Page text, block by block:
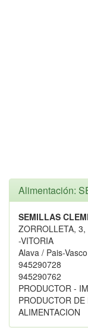
Alimentación:
SEMILLAS
ZORROLLETA, 3,
-VITORIA
Alava / Pais-Vasco
945290728
945290762
PRODUCTOR -
PRODUCTOR
ALIMENTACION